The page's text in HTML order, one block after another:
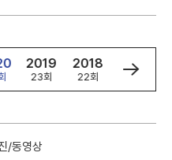
2019
23회
2018
22회
2017
21회
/동영상